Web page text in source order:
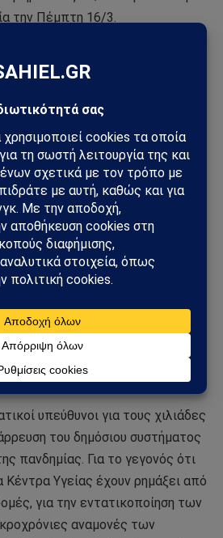
την Πέμπτη 16/3.
για να μη συγκαλυφθεί,
έγκλημα στα Τέμπη.
τους πραγματικούς ενόχους:
την πολιτική της
και των ιδιωτικοποιήσεων που
όλες οι κυβερνήσεις. Την
την υγεία, την ασφάλεια και τη
και τις ανάγκες μας, σαν
σαν πεδίο κερδοφορίας των
από την άλλη.
αυτουργοί για το
Για τα δεκάδες
καθημερινά
υπεύθυνοι για τους χιλιάδες
του δημόσιου συστήματος
πανδημίας. Για το γεγονός ότι
Κέντρα Υγείας έχουν ρημάξει από
για την εντατικοποίηση των
αναμονές των